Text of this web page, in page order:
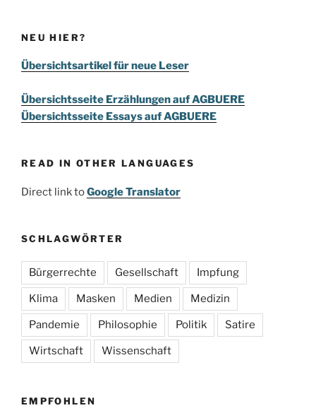
NEU HIER?
Übersichtsartikel für neue Leser
Übersichtsseite Erzählungen auf AGBUERE
Übersichtsseite Essays auf AGBUERE
READ IN OTHER LANGUAGES
Direct link toGoogle Translator
SCHLAGWÖRTER
Bürgerrechte Gesellschaft Impfung
Klima Masken Medien Medizin
Pandemie Philosophie Politik Satire
Wirtschaft Wissenschaft
EMPFOHLEN